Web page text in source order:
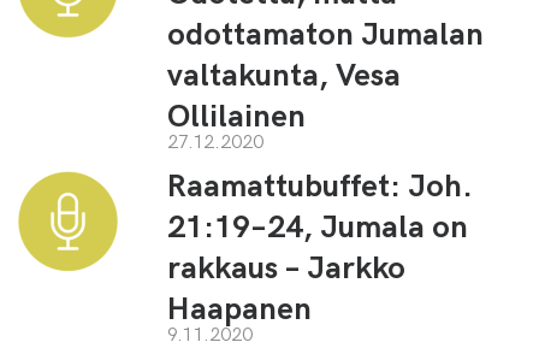
odottamaton Jumalan
valtakunta, Vesa
Ollilainen
27.12.2020
Raamattubuffet: Joh.
21:19–24, Jumala on
rakkaus – Jarkko
Haapanen
9.11.2020